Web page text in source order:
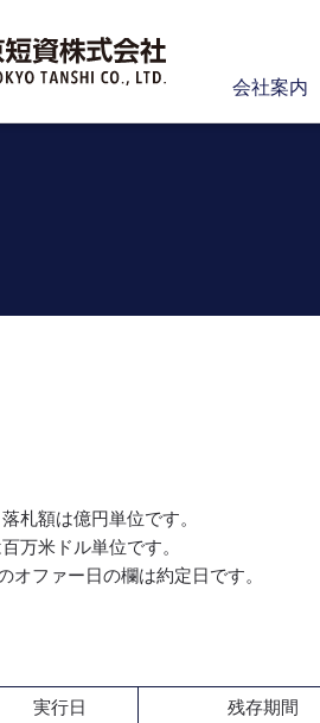
会社案内
札額は億円単位です。
万米ドル単位です。
オファー日の欄は約定日です。
実行日 残存期間